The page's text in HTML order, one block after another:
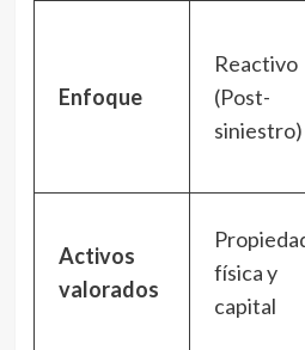
Enfoque
Reactivo
(Post-
siniestro)
Activos
valorados
física y
capital